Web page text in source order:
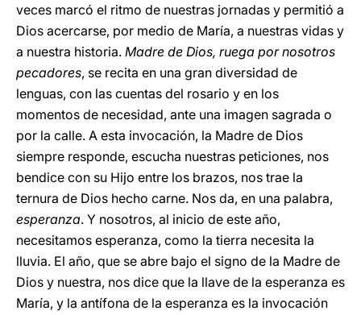
veces marcó el ritmo de nuestras jornadas y permitió a
Dios acercarse, por medio de María, a nuestras vidas y
a nuestra historia. Madre de Dios, ruega por nosotros
pecadores, se recita en una gran diversidad de
lenguas, con las cuentas del rosario y en los
momentos de necesidad, ante una imagen sagrada o
por la calle. A esta invocación, la Madre de Dios
siempre responde, escucha nuestras peticiones, nos
bendice con su Hijo entre los brazos, nos trae la
ternura de Dios hecho carne. Nos da, en una palabra,
esperanza. Y nosotros, al inicio de este año,
necesitamos esperanza, como la tierra necesita la
lluvia. El año, que se abre bajo el signo de la Madre de
Dios y nuestra, nos dice que la llave de la esperanza es
María, y la antífona de la esperanza es la invocación